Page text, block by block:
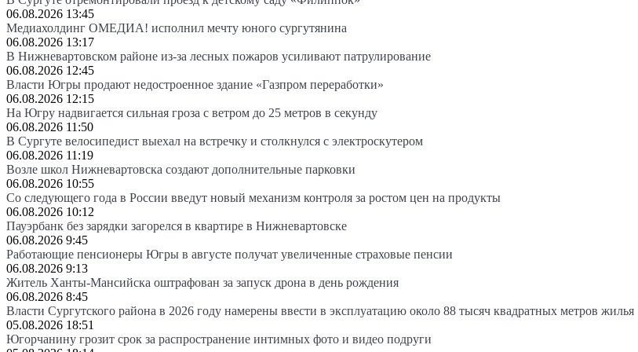
06.08.2026 13:45
Медиахолдинг ОМЕДИА! исполнил мечту юного сургутянина
06.08.2026 13:17
В Нижневартовском районе из-за лесных пожаров усиливают патрулирование
06.08.2026 12:45
Власти Югры продают недостроенное здание «Газпром переработки»
06.08.2026 12:15
На Югру надвигается сильная гроза с ветром до 25 метров в секунду
06.08.2026 11:50
В Сургуте велосипедист выехал на встречку и столкнулся с электроскутером
06.08.2026 11:19
Возле школ Нижневартовска создают дополнительные парковки
06.08.2026 10:55
Со следующего года в России введут новый механизм контроля за ростом цен на продукты
06.08.2026 10:12
Пауэрбанк без зарядки загорелся в квартире в Нижневартовске
06.08.2026 9:45
Работающие пенсионеры Югры в августе получат увеличенные страховые пенсии
06.08.2026 9:13
Житель Ханты-Мансийска оштрафован за запуск дрона в день рождения
06.08.2026 8:45
Власти Сургутского района в 2026 году намерены ввести в эксплуатацию около 88 тысяч квадратных метров жилья
05.08.2026 18:51
Югорчанину грозит срок за распространение интимных фото и видео подруги